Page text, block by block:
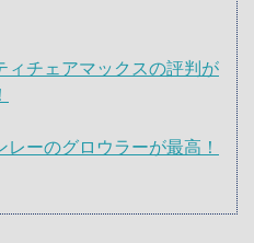
ィチェアマックスの評判が
ーのグロウラーが最高！